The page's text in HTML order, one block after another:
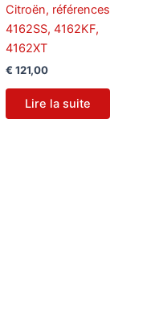
Citroën, références
4162SS, 4162KF,
4162XT
€ 121,00
Lire la suite